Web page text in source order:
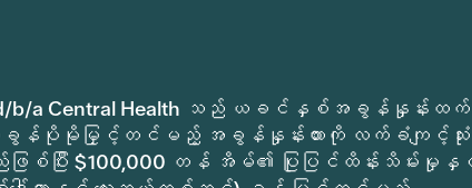
ရိုင် d/b/a Central Health သည် ယခင်နှစ်အခွန်နှုန်းထက်
ခွန်ပိုမိုမြှင့်တင်မည့် အခွန်နှုန်းထားကို လက်ခံကျင့်သုံ
ပြီး $100,000 တန် အိမ်၏ ပြုပြင်ထိန်းသိမ်းမှုနှ